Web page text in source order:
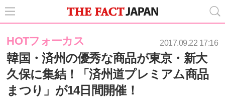
HOTフォーカス 2017.09.22 17:16
韓国・済州の優秀な商品が東京・新大
久保に集結！「済州道プレミアム商品
まつり」が14日間開催！